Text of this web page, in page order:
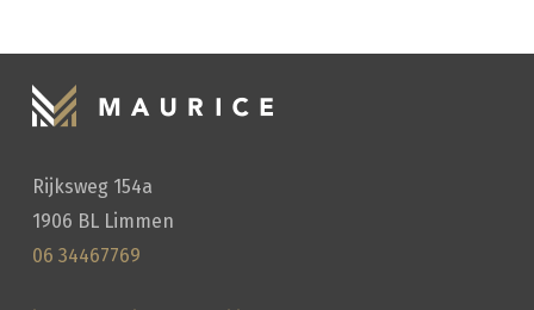
Rijksweg 154a
1906 BL Limmen
06 34467769